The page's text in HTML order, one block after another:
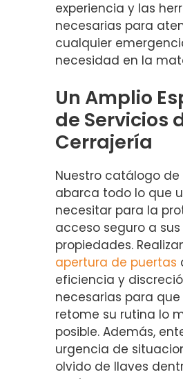
experiencia y las
necesarias para
cualquier
necesidad en la
Un Amplio
de Servicios
Cerrajería
Nuestro catálogo de
abarca todo lo que
necesitar para la
acceso seguro a sus
propiedades.
apertura de puertas
eficiencia y
necesarias para
retome su rutina lo
posible. Además,
urgencia de
olvido de llaves